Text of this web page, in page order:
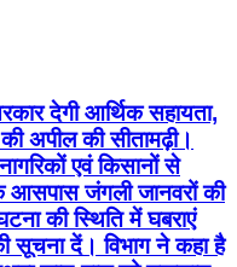
देगी आर्थिक सहायता,
अपील की सीतामढ़ी।
एवं किसानों से
जंगली जानवरों की
की स्थिति में घबराएं
सूचना दें। विभाग ने कहा है